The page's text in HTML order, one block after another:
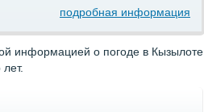
подробная информация
информацией о погоде в Кызылоте